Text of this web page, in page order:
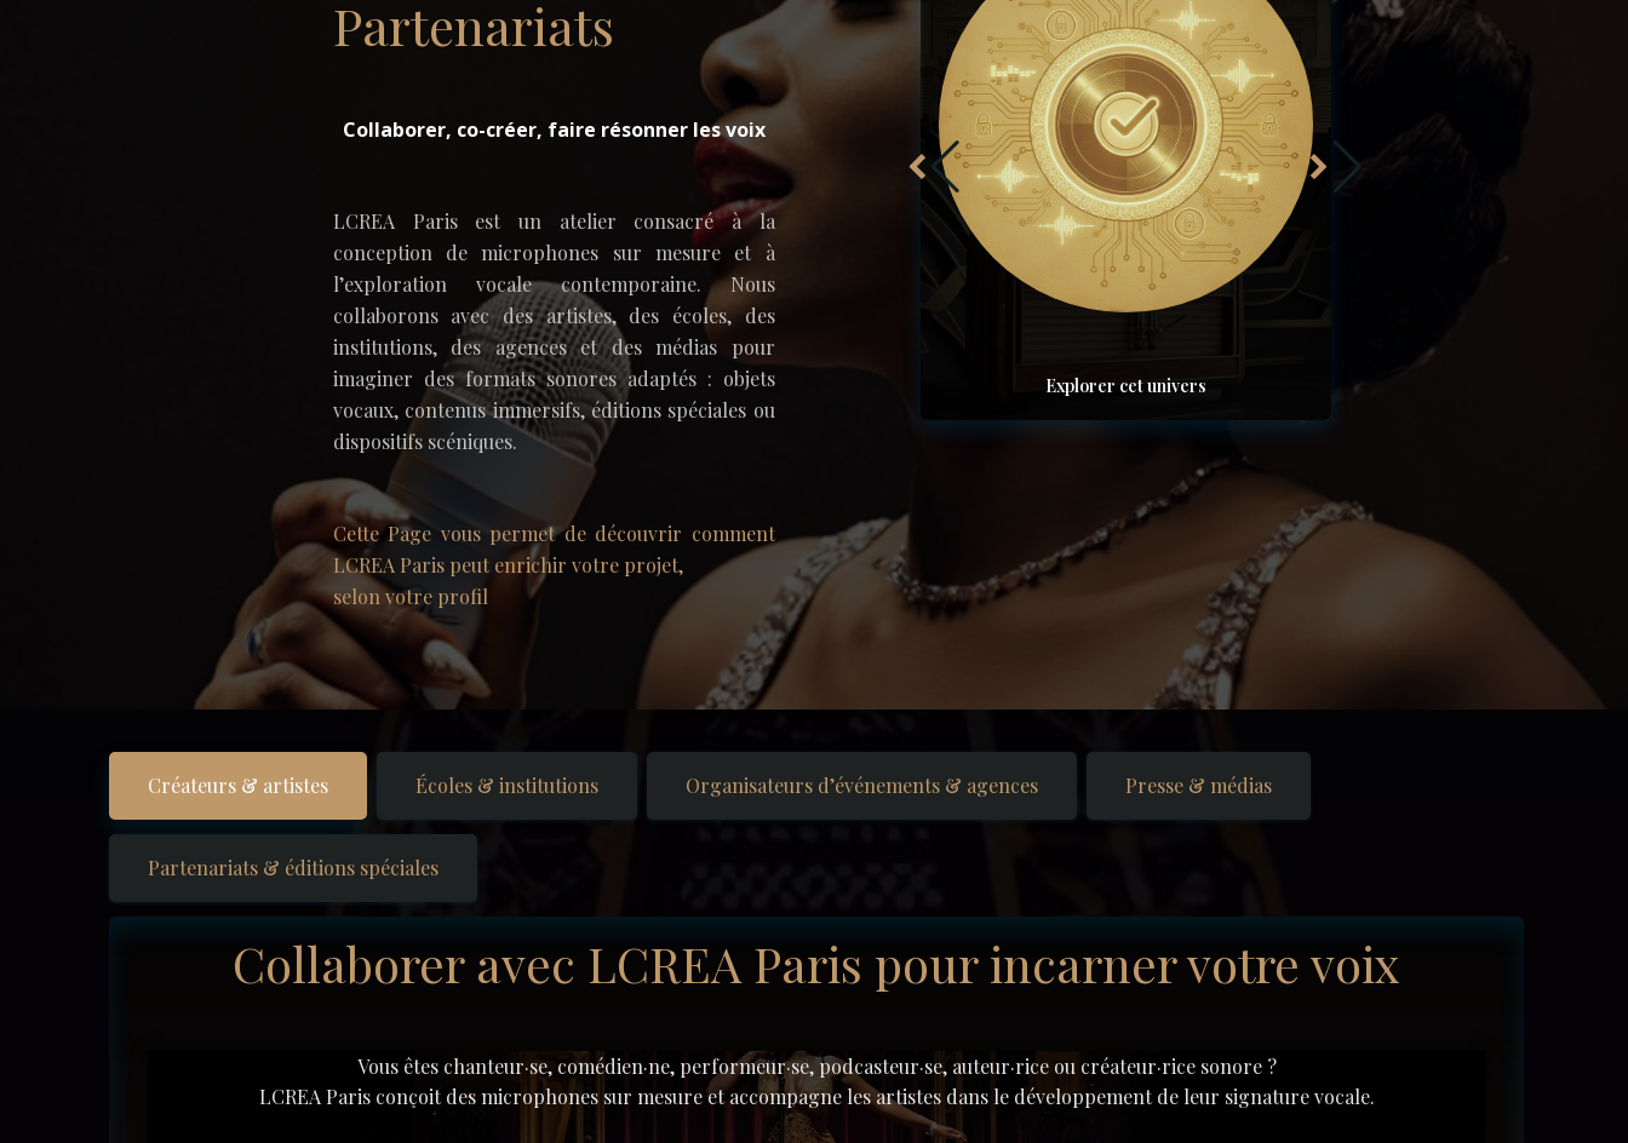
Partenariats
Collaborer, co-créer, faire résonner les voix
LCREA Paris est un atelier consacré à la
conception de microphones sur mesure et à
l’exploration vocale contemporaine. Nous
collaborons avec des artistes, des écoles, des
institutions, des agences et des médias pour
imaginer des formats sonores adaptés : objets
vocaux, contenus immersifs, éditions spéciales ou
dispositifs scéniques.
Cette Page vous permet de découvrir comment
LCREA Paris peut enrichir votre projet,
selon votre profil
Explorer cet univers
Créateurs & artistes Écoles & institutions Organisateurs d’événements & agences Presse & médias
Partenariats & éditions spéciales
Collaborer avec LCREA Paris pour incarner votre voix
Vous êtes chanteur·se, comédien·ne, performeur·se, podcasteur·se, auteur·rice ou créateur·rice sonore ?
LCREA Paris conçoit des microphones sur mesure et accompagne les artistes dans le développement de leur signature vocale.